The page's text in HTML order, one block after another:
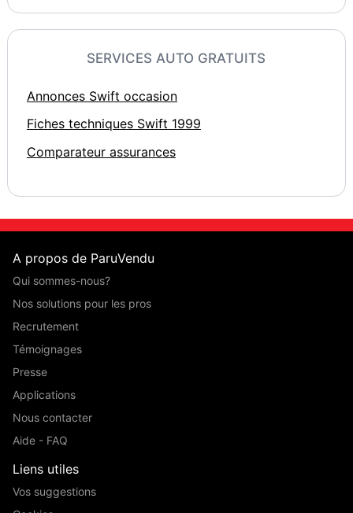
SERVICES AUTO GRATUITS
Annonces Swift occasion
Fiches techniques Swift 1999
Comparateur assurances
A propos de ParuVendu
Qui sommes-nous?
Nos solutions pour les pros
Recrutement
Témoignages
Presse
Applications
Nous contacter
Aide - FAQ
Liens utiles
Vos suggestions